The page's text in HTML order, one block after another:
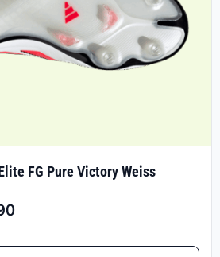
FG Pure Victory Weiss